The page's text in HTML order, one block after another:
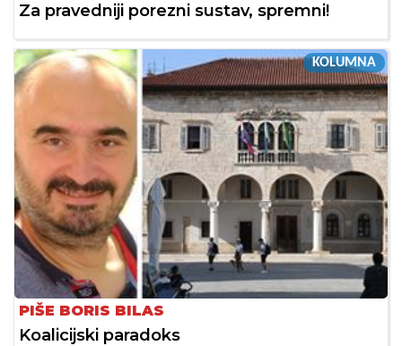
Za pravedniji porezni sustav, spremni!
KOLUMNA
PIŠE BORIS BILAS
Koalicijski paradoks